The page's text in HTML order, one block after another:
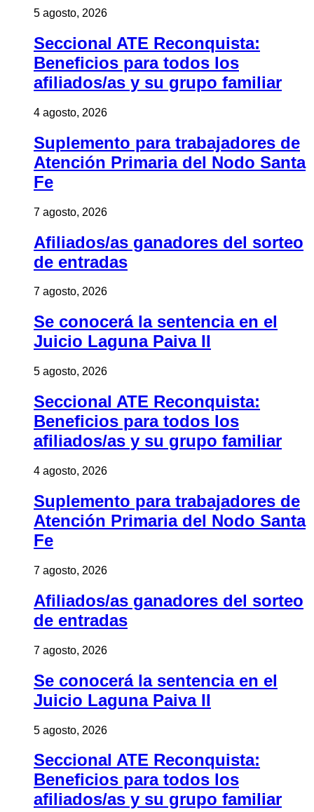
5 agosto, 2026
Seccional ATE Reconquista:
Beneficios para todos los
afiliados/as y su grupo familiar
4 agosto, 2026
Suplemento para trabajadores de
Atención Primaria del Nodo Santa
Fe
7 agosto, 2026
Afiliados/as ganadores del sorteo
de entradas
7 agosto, 2026
Se conocerá la sentencia en el
Juicio Laguna Paiva II
5 agosto, 2026
Seccional ATE Reconquista:
Beneficios para todos los
afiliados/as y su grupo familiar
4 agosto, 2026
Suplemento para trabajadores de
Atención Primaria del Nodo Santa
Fe
7 agosto, 2026
Afiliados/as ganadores del sorteo
de entradas
7 agosto, 2026
Se conocerá la sentencia en el
Juicio Laguna Paiva II
5 agosto, 2026
Seccional ATE Reconquista:
Beneficios para todos los
afiliados/as y su grupo familiar